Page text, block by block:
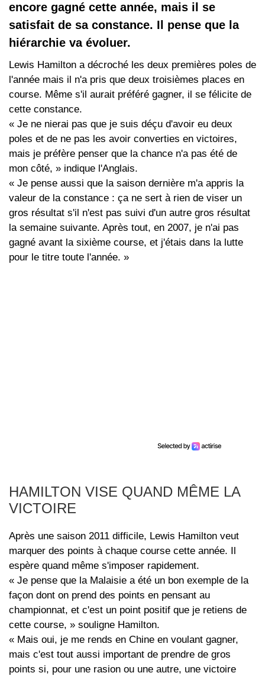
encore gagné cette année, mais il se
satisfait de sa constance. Il pense que la
hiérarchie va évoluer.
Lewis Hamilton a décroché les deux premières poles de
l'année mais il n'a pris que deux troisièmes places en
course. Même s'il aurait préféré gagner, il se félicite de
cette constance.
« Je ne nierai pas que je suis déçu d'avoir eu deux
poles et de ne pas les avoir converties en victoires,
mais je préfère penser que la chance n'a pas été de
mon côté, » indique l'Anglais.
« Je pense aussi que la saison dernière m'a appris la
valeur de la constance : ça ne sert à rien de viser un
gros résultat s'il n'est pas suivi d'un autre gros résultat
la semaine suivante. Après tout, en 2007, je n'ai pas
gagné avant la sixième course, et j'étais dans la lutte
pour le titre toute l'année. »
HAMILTON VISE QUAND MÊME LA
VICTOIRE
Après une saison 2011 difficile, Lewis Hamilton veut
marquer des points à chaque course cette année. Il
espère quand même s'imposer rapidement.
« Je pense que la Malaisie a été un bon exemple de la
façon dont on prend des points en pensant au
championnat, et c'est un point positif que je retiens de
cette course, » souligne Hamilton.
« Mais oui, je me rends en Chine en voulant gagner,
mais c'est tout aussi important de prendre de gros
points si, pour une rasion ou une autre, une victoire